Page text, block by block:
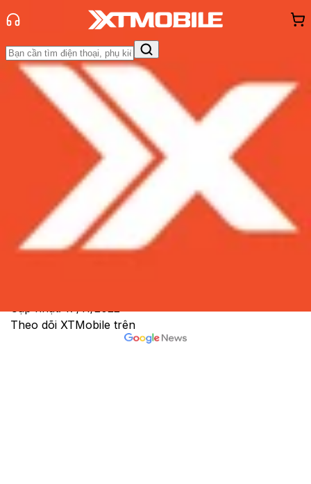
Trang chủ
Tin tức
Thủ thuật
Đánh Giá - Trên TaySo Sánh Tư vấnKhuyến
Hỏi đáp App - Game Thông báo
hàng - Sự kiện
Cách chụp màn hình iPad dễ dàng
với iPadOS 16: Bạn đã biết chưa?
Cập nhật:17/11/2022
Theo dõi XTMobile trên